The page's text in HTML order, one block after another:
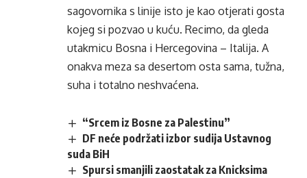
sagovornika s linije isto je kao otjerati gosta
kojeg si pozvao u kuću. Recimo, da gleda
utakmicu Bosna i Hercegovina – Italija. A
onakva meza sa desertom osta sama, tužna,
suha i totalno neshvaćena.
“Srcem iz Bosne za Palestinu”
DF neće podržati izbor sudija Ustavnog
suda BiH
Spursi smanjili zaostatak za Knicksima